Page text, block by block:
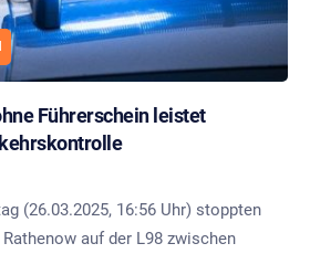
Führerschein leistet
(26.03.2025, 16:56 Uhr) stoppten
auf der L98 zwischen